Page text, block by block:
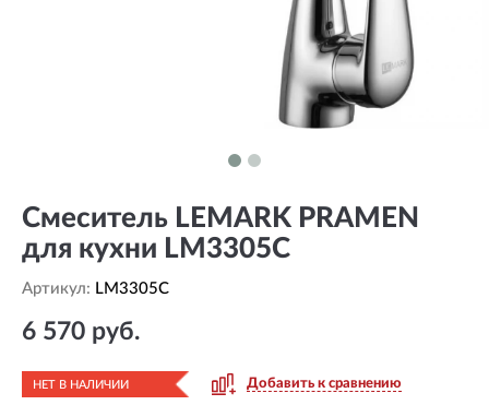
Смеситель LEMARK PRAMEN
для кухни LM3305C
Артикул: LM3305C
6 570 руб.
НЕТ В НАЛИЧИИ Добавить к сравнению